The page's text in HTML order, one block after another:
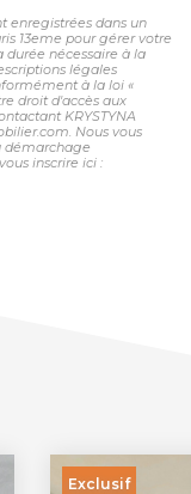
enregistrées dans un
13eme pour gérer votre
durée nécessaire à la
légales
à la loi «
droit d'accès aux
KRYSTYNA
Nous vous
démarchage
inscrire ici :
Exclusif